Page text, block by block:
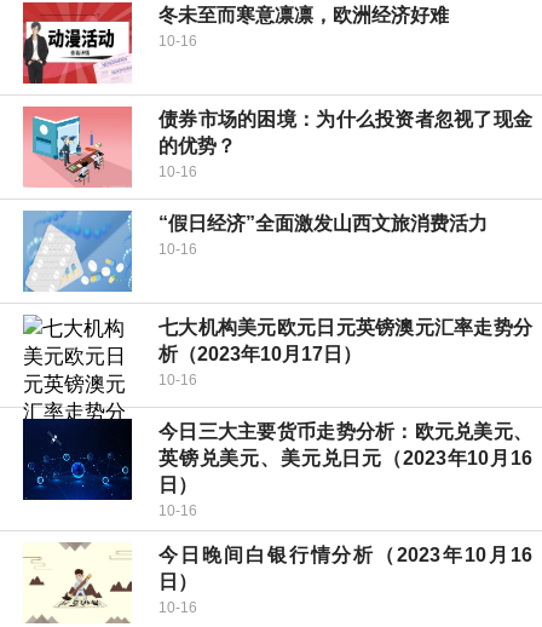
冬未至而寒意凛凛，欧洲经济好难
10-16
债券市场的困境：为什么投资者忽视了现金
的优势？
10-16
“假日经济”全面激发山西文旅消费活力
10-16
七大机构美元欧元日元英镑澳元汇率走势分
析（2023年10月17日）
10-16
今日三大主要货币走势分析：欧元兑美元、
英镑兑美元、美元兑日元（2023年10月16
日）
10-16
今日晚间白银行情分析（2023年10月16
日）
10-16